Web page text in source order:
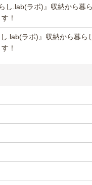
.lab(ラボ)』収納から暮
！
.lab(ラボ)』収納から暮ら
！